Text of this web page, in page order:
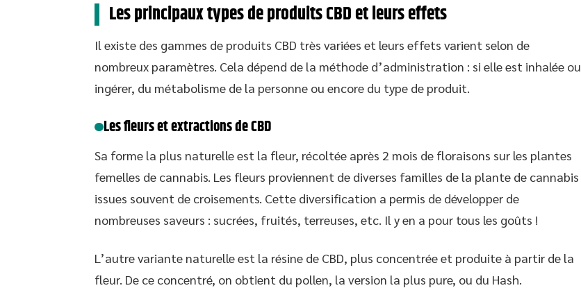
Les principaux types de produits CBD et leurs effets
Il existe des gammes de produits CBD très variées et leurs effets varient selon de
nombreux paramètres. Cela dépend de la méthode d’administration : si elle est inhalée ou
ingérer, du métabolisme de la personne ou encore du type de produit.
Les fleurs et extractions de CBD
Sa forme la plus naturelle est la fleur, récoltée après 2 mois de floraisons sur les plantes
femelles de cannabis. Les fleurs proviennent de diverses familles de la plante de cannabis
issues souvent de croisements. Cette diversification a permis de développer de
nombreuses saveurs : sucrées, fruités, terreuses, etc. Il y en a pour tous les goûts !
L’autre variante naturelle est la résine de CBD, plus concentrée et produite à partir de la
fleur. De ce concentré, on obtient du pollen, la version la plus pure, ou du Hash.